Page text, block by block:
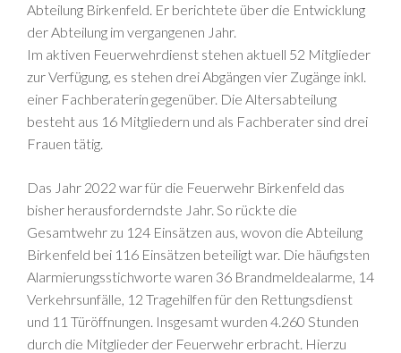
Abteilung Birkenfeld. Er berichtete über die Entwicklung
der Abteilung im vergangenen Jahr.
Im aktiven Feuerwehrdienst stehen aktuell 52 Mitglieder
zur Verfügung, es stehen drei Abgängen vier Zugänge inkl.
einer Fachberaterin gegenüber. Die Altersabteilung
besteht aus 16 Mitgliedern und als Fachberater sind drei
Frauen tätig.
Das Jahr 2022 war für die Feuerwehr Birkenfeld das
bisher herausforderndste Jahr. So rückte die
Gesamtwehr zu 124 Einsätzen aus, wovon die Abteilung
Birkenfeld bei 116 Einsätzen beteiligt war. Die häufigsten
Alarmierungsstichworte waren 36 Brandmeldealarme, 14
Verkehrsunfälle, 12 Tragehilfen für den Rettungsdienst
und 11 Türöffnungen. Insgesamt wurden 4.260 Stunden
durch die Mitglieder der Feuerwehr erbracht. Hierzu